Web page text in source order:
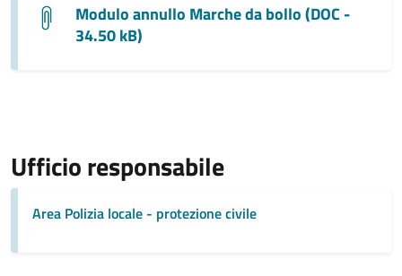
Modulo annullo Marche da bollo (DOC -
34.50 kB)
Ufficio responsabile
Area Polizia locale - protezione civile